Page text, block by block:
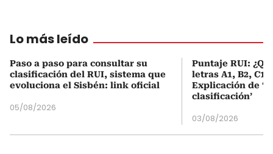
Lo más leído
Paso a paso para consultar su
clasificación del RUI, sistema que
evoluciona el Sisbén: link oficial
05/08/2026
Puntaje RUI:
letras A1, B2, C1
Explicación de
clasificación’
03/08/2026